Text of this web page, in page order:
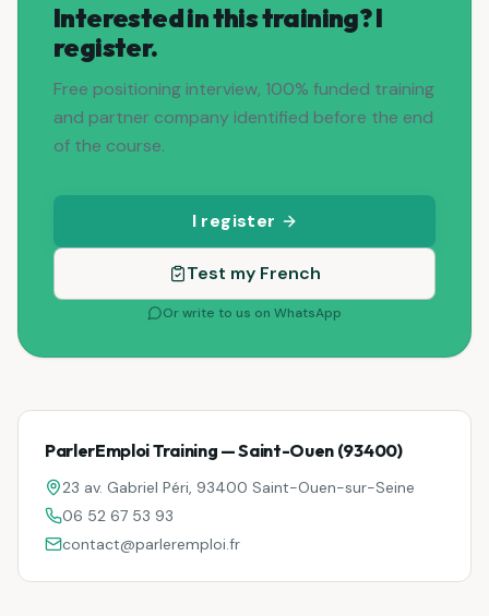
Interested in this training? I
register.
Free positioning interview, 100% funded training
and partner company identified before the end
of the course.
I register
Test my French
Or write to us on WhatsApp
ParlerEmploi Training — Saint-Ouen (93400)
23 av. Gabriel Péri, 93400 Saint-Ouen-sur-Seine
06 52 67 53 93
contact@parleremploi.fr